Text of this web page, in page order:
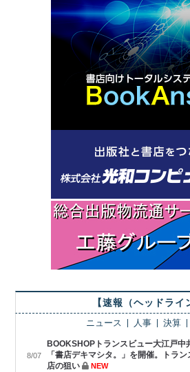
【速報（ヘッドライ
ニュース 人事 決算
8/07
BOOKSHOPトランスビュー大江戸
「書店デキマシタ。」を開催。トラ
店の狙い
NEW